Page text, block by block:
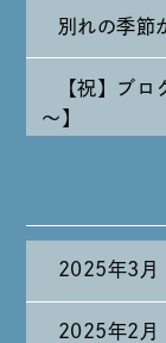
別れの季節
【祝】ブ
～】
たまには純
2025年3月
2025年2月